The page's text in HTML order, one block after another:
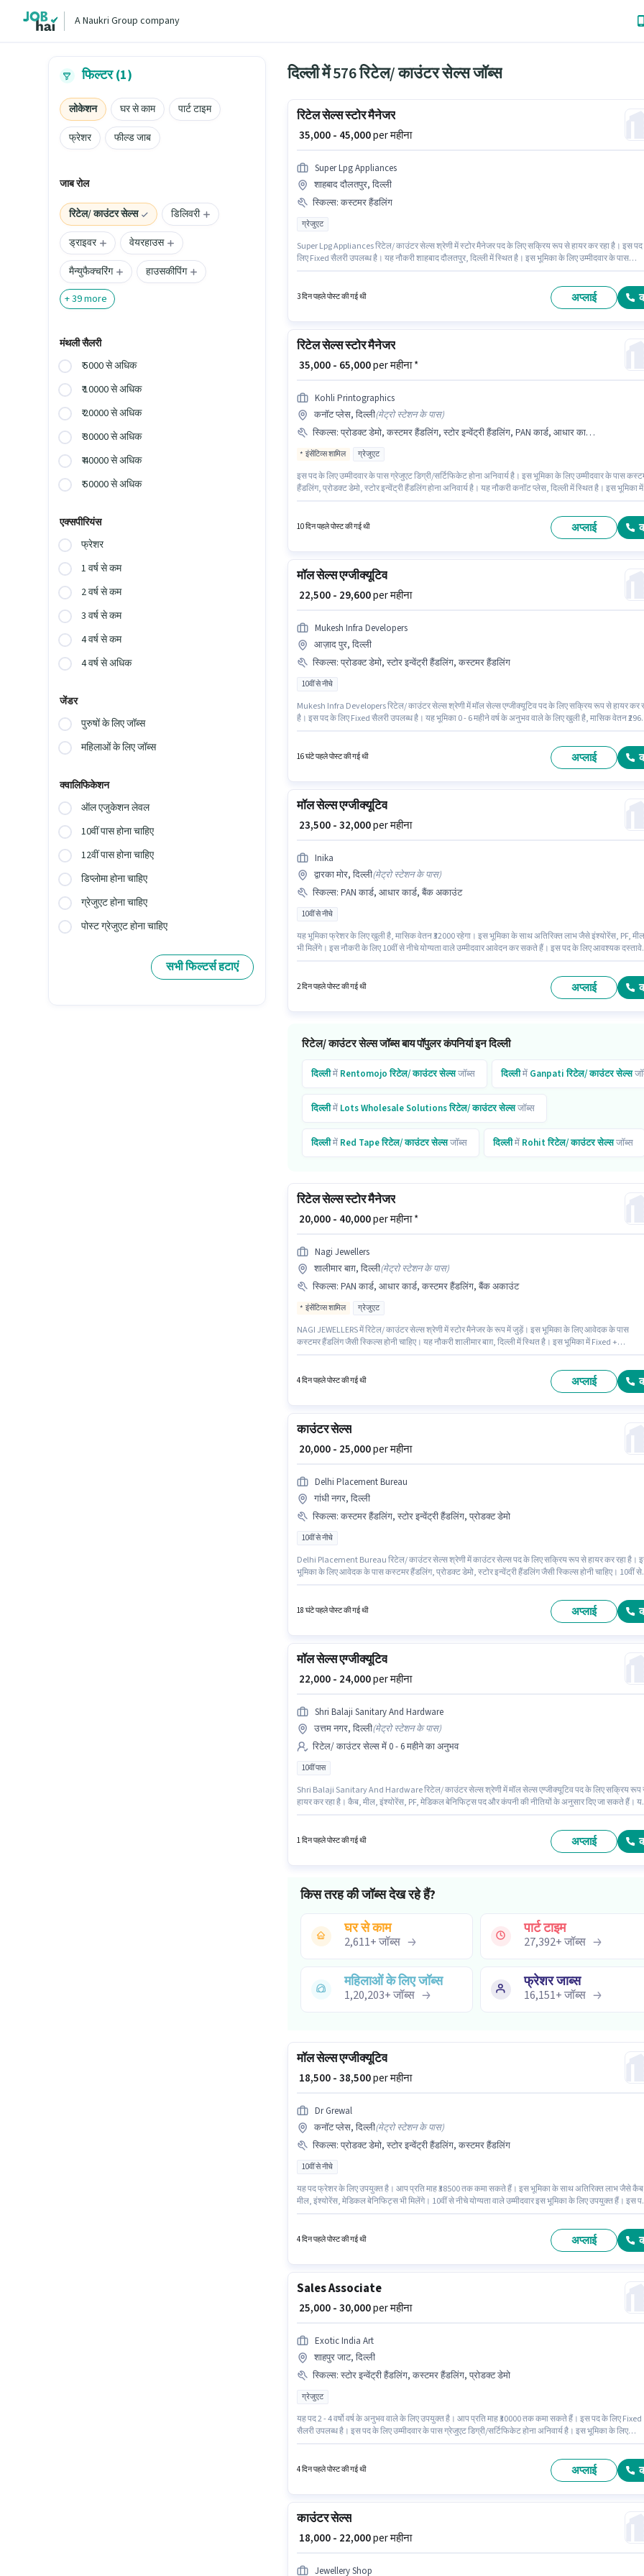
A Naukri Group company
फिल्टर (1)
लोकेशन घर से काम
पार्ट टाइम
फ्रेशर
फील्ड जाब
जाब रोल
रिटेल/ काउंटर सेल्स
डिलिवरी
ड्राइवर
वेयरहाउस
मैन्युफैक्चरिंग
हाउसकीपिंग
+39more
मंथली सैलरी
₹ 5000 से अधिक
₹ 10000 से अधिक
₹ 20000 से अधिक
₹ 30000 से अधिक
₹ 40000 से अधिक
₹ 50000 से अधिक
एक्सपीरियंस
फ्रेशर
1 वर्ष से कम
2 वर्ष से कम
3 वर्ष से कम
4 वर्ष से कम
4 वर्ष से अधिक
जेंडर
पुरुषों के लिए जॉब्स
महिलाओं के लिए जॉब्स
क्वालिफिकेशन
ऑल एजुकेशन लेवल
10वीं पास होना चाहिए
12वीं पास होना चाहिए
डिप्लोमा होना चाहिए
ग्रेजुएट होना चाहिए
पोस्ट ग्रेजुएट होना चाहिए
सभी फिल्टर्स हटाएं
दिल्ली में 576 रिटेल/ काउंटर सेल्स जॉब्स
रिटेल सेल्स स्टोर मैनेजर
₹ 35,000 - 45,000per महीना
Super Lpg Appliances
शाहबाद दौलतपुर, दिल्ली
स्किल्स: कस्टमर हैंडलिंग
ग्रेजुएट
Super Lpg Appliances रिटेल/ काउंटर सेल्स श्रेणी में स्टोर मैनेजर पद के लिए सक्रिय रूप से हायर कर रहा है। इस
लिए Fixed सैलरी उपलब्ध है। यह नौकरी शाहबाद दौलतपुर, दिल्ली में स्थित है। इस भूमिका के लिए उम्मीदवार के पास
3 दिन पहले पोस्ट की गई थी अप्लाई
रिटेल सेल्स स्टोर मैनेजर
₹ 35,000 - 65,000per महीना *
Kohli Printographics
कनॉट प्लेस, दिल्ली(मेट्रो स्टेशन के पास)
स्किल्स: प्रोडक्ट डेमो, कस्टमर हैंडलिंग, स्टोर इन्वेंट्री हैंडलिंग, PAN कार्ड, आधार कार्ड, बैंक अकाउंट
इंसेंटिव्स शामिल ग्रेजुएट
इस पद के लिए उम्मीदवार के पास ग्रेजुएट डिग्री/सर्टिफिकेट होना अनिवार्य है। इस भूमिका के लिए उम्मीदवार के पास
हैंडलिंग, प्रोडक्ट डेमो, स्टोर इन्वेंट्री हैंडलिंग होना अनिवार्य है। यह नौकरी कनॉट प्लेस, दिल्ली में स्थित है। इस भूमिका में
10 दिन पहले पोस्ट की गई थी अप्लाई
मॉल सेल्स एग्जीक्यूटिव
₹ 22,500 - 29,600per महीना
Mukesh Infra Developers
आज़ाद पुर, दिल्ली
स्किल्स: प्रोडक्ट डेमो, स्टोर इन्वेंट्री हैंडलिंग, कस्टमर हैंडलिंग
10वीं से नीचे
Mukesh Infra Developers रिटेल/ काउंटर सेल्स श्रेणी में मॉल सेल्स एग्जीक्यूटिव पद के लिए सक्रिय रूप से हायर कर
है। इस पद के लिए Fixed सैलरी उपलब्ध है। यह भूमिका 0 - 6 महीने वर्ष के अनुभव वाले के लिए खुली है, मासिक वेतन
16 घंटे पहले पोस्ट की गई थी अप्लाई
मॉल सेल्स एग्जीक्यूटिव
₹ 23,500 - 32,000per महीना
Inika
द्वारका मोर, दिल्ली(मेट्रो स्टेशन के पास)
स्किल्स: PAN कार्ड, आधार कार्ड, बैंक अकाउंट
10वीं से नीचे
यह भूमिका फ्रेशर के लिए खुली है, मासिक वेतन ₹32000 रहेगा। इस भूमिका के साथ अतिरिक्त लाभ जैसे इंश्योरेंस, PF, मील
भी मिलेंगे। इस नौकरी के लिए 10वीं से नीचे योग्यता वाले उम्मीदवार आवेदन कर सकते हैं। इस पद के लिए आवश्यक
2 दिन पहले पोस्ट की गई थी अप्लाई
रिटेल/ काउंटर सेल्स जॉब्स बाय पॉपुलर कंपनियां इन दिल्ली
दिल्लीमें Rentomojoरिटेल/ काउंटर सेल्सजॉब्स दिल्लीमें Ganpatiरिटेल/ काउंटर सेल्स
दिल्लीमें Lots Wholesale Solutionsरिटेल/ काउंटर सेल्सजॉब्स
दिल्लीमें Red Tapeरिटेल/ काउंटर सेल्सजॉब्स दिल्लीमें Rohitरिटेल/ काउंटर सेल्सजॉब्स
रिटेल/ काउंटर सेल्स
दिल्ली में One Point Solution
रिटेल सेल्स स्टोर मैनेजर
₹ 20,000 - 40,000per महीना *
Nagi Jewellers
शालीमार बाग़, दिल्ली(मेट्रो स्टेशन के पास)
स्किल्स: PAN कार्ड, आधार कार्ड, कस्टमर हैंडलिंग, बैंक अकाउंट
इंसेंटिव्स शामिल ग्रेजुएट
NAGI JEWELLERS में रिटेल/ काउंटर सेल्स श्रेणी में स्टोर मैनेजर के रूप में जुड़ें। इस भूमिका के लिए आवेदक के पास
कस्टमर हैंडलिंग जैसी स्किल्स होनी चाहिए। यह नौकरी शालीमार बाग़, दिल्ली में स्थित है। इस भूमिका में Fixed +
4 दिन पहले पोस्ट की गई थी अप्लाई
काउंटर सेल्स
₹ 20,000 - 25,000per महीना
Delhi Placement Bureau
गांधी नगर, दिल्ली
स्किल्स: कस्टमर हैंडलिंग, स्टोर इन्वेंट्री हैंडलिंग, प्रोडक्ट डेमो
10वीं से नीचे
Delhi Placement Bureau रिटेल/ काउंटर सेल्स श्रेणी में काउंटर सेल्स पद के लिए सक्रिय रूप से हायर कर रहा है।
भूमिका के लिए आवेदक के पास कस्टमर हैंडलिंग, प्रोडक्ट डेमो, स्टोर इन्वेंट्री हैंडलिंग जैसी स्किल्स होनी चाहिए। 10वीं से
18 घंटे पहले पोस्ट की गई थी अप्लाई
मॉल सेल्स एग्जीक्यूटिव
₹ 22,000 - 24,000per महीना
Shri Balaji Sanitary And Hardware
उत्तम नगर, दिल्ली(मेट्रो स्टेशन के पास)
रिटेल/ काउंटर सेल्स में 0 - 6 महीने का अनुभव
10वीं पास
Shri Balaji Sanitary And Hardware रिटेल/ काउंटर सेल्स श्रेणी में मॉल सेल्स एग्जीक्यूटिव पद के लिए सक्रिय रूप
हायर कर रहा है। कैब, मील, इंश्योरेंस, PF, मेडिकल बेनिफिट्स पद और कंपनी की नीतियों के अनुसार दिए जा सकते हैं।
1 दिन पहले पोस्ट की गई थी अप्लाई
किस तरह की जॉब्स देख रहे हैं?
घर से काम
2,611+जॉब्स
पार्ट टाइम
27,392+जॉब्स
महिलाओं के लिए जॉब्स
1,20,203+जॉब्स
फ्रेशर जाब्स
16,151+जॉब्स
मॉल सेल्स एग्जीक्यूटिव
₹ 18,500 - 38,500per महीना
Dr Grewal
कनॉट प्लेस, दिल्ली(मेट्रो स्टेशन के पास)
स्किल्स: प्रोडक्ट डेमो, स्टोर इन्वेंट्री हैंडलिंग, कस्टमर हैंडलिंग
10वीं से नीचे
यह पद फ्रेशर के लिए उपयुक्त है। आप प्रति माह ₹38500 तक कमा सकते हैं। इस भूमिका के साथ अतिरिक्त लाभ जैसे
मील, इंश्योरेंस, मेडिकल बेनिफिट्स भी मिलेंगे। 10वीं से नीचे योग्यता वाले उम्मीदवार इस भूमिका के लिए उपयुक्त हैं। इस
4 दिन पहले पोस्ट की गई थी अप्लाई
Sales Associate
₹ 25,000 - 30,000per महीना
Exotic India Art
शाहपुर जाट, दिल्ली
स्किल्स: स्टोर इन्वेंट्री हैंडलिंग, कस्टमर हैंडलिंग, प्रोडक्ट डेमो
ग्रेजुएट
यह पद 2 - 4 वर्षो वर्ष के अनुभव वाले के लिए उपयुक्त है। आप प्रति माह ₹30000 तक कमा सकते हैं। इस पद के लिए Fixed
सैलरी उपलब्ध है। इस पद के लिए उम्मीदवार के पास ग्रेजुएट डिग्री/सर्टिफिकेट होना अनिवार्य है। इस भूमिका के लिए
4 दिन पहले पोस्ट की गई थी अप्लाई
काउंटर सेल्स
₹ 18,000 - 22,000per महीना
Jewellery Shop